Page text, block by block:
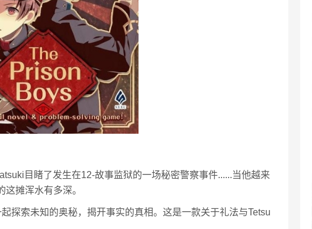
目睹了发生在12-故事监狱的一场秘密警察事件......当他越来
摊浑水有多深。
探索未知的奥秘，揭开事实的真相。这是一款关于礼法与Tetsu